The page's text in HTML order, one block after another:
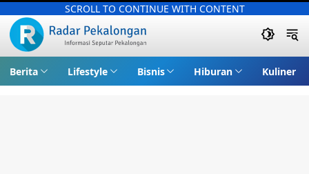
SCROLL TO CONTINUE WITH CONTENT
Berita Lifestyle Bisnis Hiburan Kuliner